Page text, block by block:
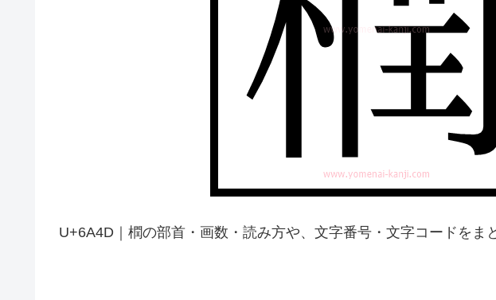
U+6A4D｜橍の部首・画数・読み方や、文字番号・文字コードをま